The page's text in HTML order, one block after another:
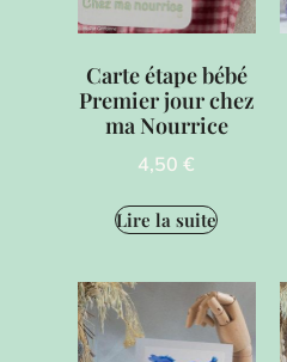
Carte étape bébé
Premier jour chez
ma Nourrice
4,50€
Lire la suite